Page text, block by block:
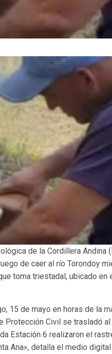
de la Cordillera Andina
de caer al río Torondoy
toma triestadal, ubicado
15 de mayo en horas de la
Protección Civil se trasladó
Estación 6 realizaron el
Ana», detalla el medio